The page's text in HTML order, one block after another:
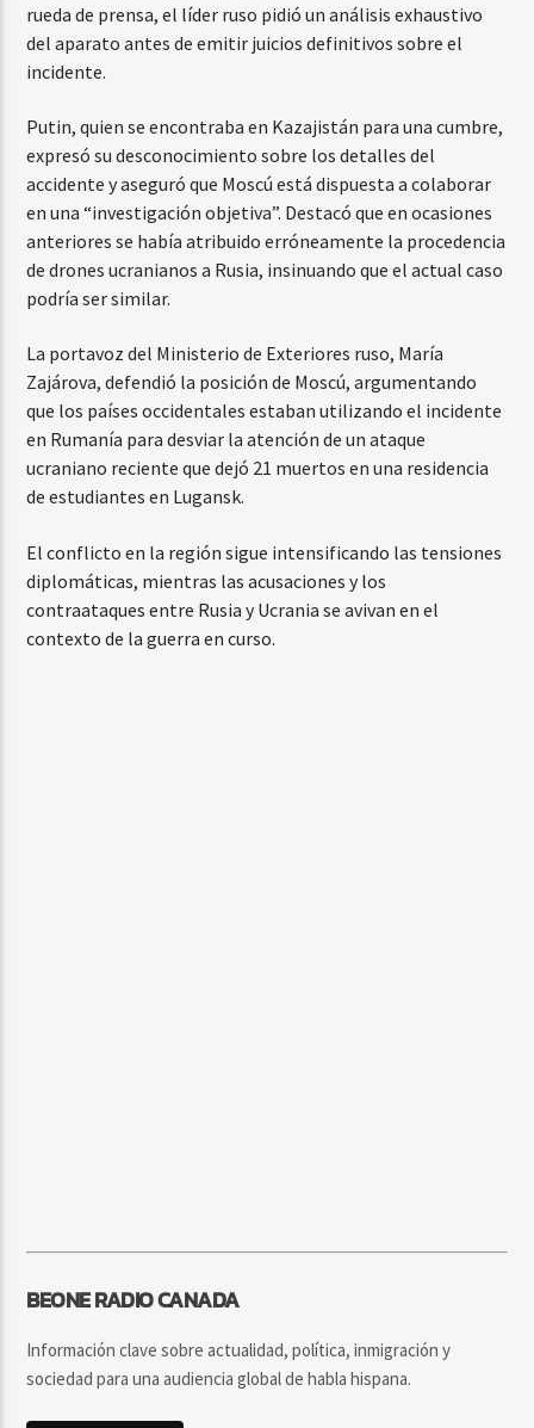
rueda de prensa, el líder ruso pidió un análisis exhaustivo
del aparato antes de emitir juicios definitivos sobre el
incidente.
Putin, quien se encontraba en Kazajistán para una cumbre,
expresó su desconocimiento sobre los detalles del
accidente y aseguró que Moscú está dispuesta a colaborar
en una “investigación objetiva”. Destacó que en ocasiones
anteriores se había atribuido erróneamente la procedencia
de drones ucranianos a Rusia, insinuando que el actual caso
podría ser similar.
La portavoz del Ministerio de Exteriores ruso, María
Zajárova, defendió la posición de Moscú, argumentando
que los países occidentales estaban utilizando el incidente
en Rumanía para desviar la atención de un ataque
ucraniano reciente que dejó 21 muertos en una residencia
de estudiantes en Lugansk.
El conflicto en la región sigue intensificando las tensiones
diplomáticas, mientras las acusaciones y los
contraataques entre Rusia y Ucrania se avivan en el
contexto de la guerra en curso.
BEONE RADIO CANADA
Información clave sobre actualidad, política, inmigración y
sociedad para una audiencia global de habla hispana.